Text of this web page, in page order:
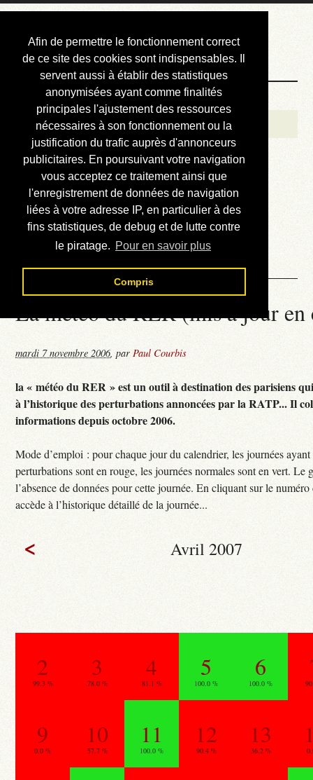
Afin de permettre le fonctionnement correct
de ce site des cookies sont indispensables. Il
servent aussi à établir des statistiques
anonymisées ayant comme finalités
principales l'ajustement des ressources
nécessaires à son fonctionnement ou la
justification du trafic auprès d'annonceurs
publicitaires. En poursuivant votre navigation
vous acceptez ce traitement ainsi que
l'enregistrement de données de navigation
liées à votre adresse IP, en particulier à des
fins statistiques, de debug et de lutte contre
le piratage. Pour en savoir plus
Compris
Courbis, « LE »
Blog Officiel
Bienvenue
Réalisations
Divers (et d’été)
Annonces
Liens externes
Téléchargement
Contact
La météo du RER (mis à jour
mardi 7 novembre 2006,parPaul Courbis
la « météo du RER » est un outil à destination des parisiens
à l’historique des perturbations annoncées par la RATP... Il
informations depuis octobre 2006.
Mode d’emploi : pour chaque jour du calendrier, les journées
perturbations sont en rouge, les journées normales sont en vert. Le
l’absence de données pour cette journée. En cliquant sur le
accède à l’historique détaillé de la journée...
< Avril 2007
2
99.3 %
3
78.0 %
4
81.1 %
5
100.0 %
6
100.0 %
9
0.0 %
10
57.7 %
11
100.0 %
12
90.4 %
13
36.2 %